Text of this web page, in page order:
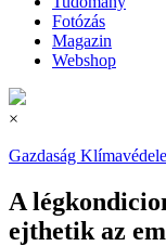
Fotózás
Magazin
Webshop
×
Gazdaság
A
ejthetik az